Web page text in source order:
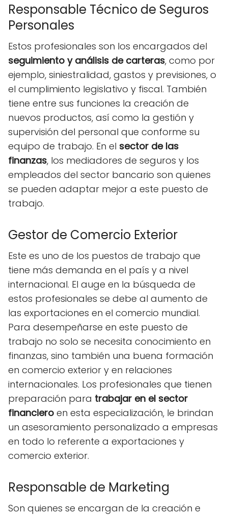
Responsable Técnico de Seguros
Personales
Estos profesionales son los encargados del
seguimiento y análisis de carteras, como por
ejemplo, siniestralidad, gastos y previsiones, o
el cumplimiento legislativo y fiscal. También
tiene entre sus funciones la creación de
nuevos productos, así como la gestión y
supervisión del personal que conforme su
equipo de trabajo. En el sector de las
finanzas, los mediadores de seguros y los
empleados del sector bancario son quienes
se pueden adaptar mejor a este puesto de
trabajo.
Gestor de Comercio Exterior
Este es uno de los puestos de trabajo que
tiene más demanda en el país y a nivel
internacional. El auge en la búsqueda de
estos profesionales se debe al aumento de
las exportaciones en el comercio mundial.
Para desempeñarse en este puesto de
trabajo no solo se necesita conocimiento en
finanzas, sino también una buena formación
en comercio exterior y en relaciones
internacionales. Los profesionales que tienen
preparación para trabajar en el sector
financiero en esta especialización, le brindan
un asesoramiento personalizado a empresas
en todo lo referente a exportaciones y
comercio exterior.
Responsable de Marketing
Son quienes se encargan de la creación e